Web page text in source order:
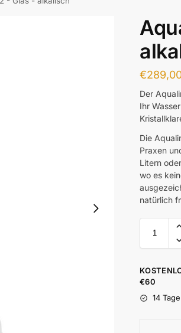
€
Der
Ihr
Die
Praxen
Litern
wo es
natürlich
€60
14